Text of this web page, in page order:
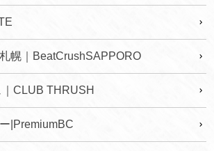
幌｜BeatCrushSAPPORO
CLUB THRUSH
|PremiumBC